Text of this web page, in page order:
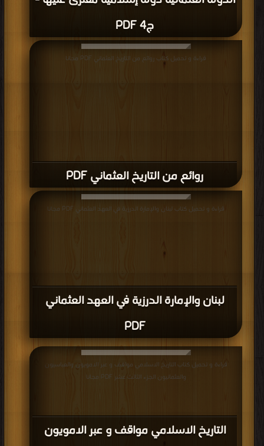
ج4 PDF
روائع من التاريخ العثماني PDF
قراءة و تحميل كتاب روائع من التاريخ العثماني PDF مجانا
لبنان والإمارة الدرزية في العهد العثماني
PDF
قراءة و تحميل كتاب لبنان والإمارة الدرزية في العهد العثماني PDF مجانا
التاريخ الاسلامي مواقف و عبر الامويون
قراءة و تحميل كتاب التاريخ الاسلامي مواقف و عبر الامويون والعباسيون
والعثمانيون الجزء الثالث عشر PDF مجانا